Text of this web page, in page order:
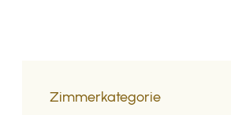
Zimmerkategorie